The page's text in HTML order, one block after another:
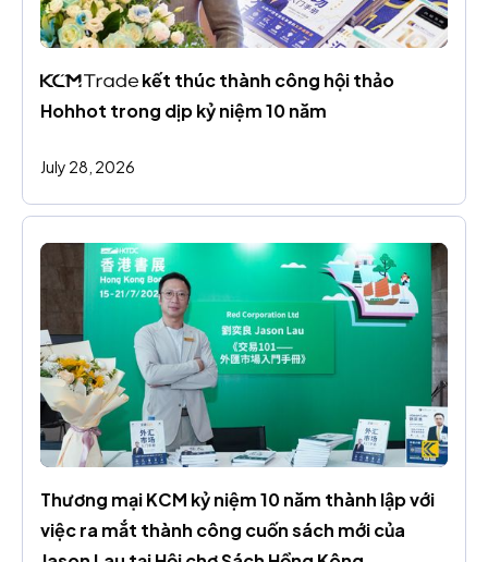
kết thúc thành công hội thảo
Hohhot trong dịp kỷ niệm 10 năm
July 28, 2026
Thương mại KCM kỷ niệm 10 năm thành lập với
việc ra mắt thành công cuốn sách mới của